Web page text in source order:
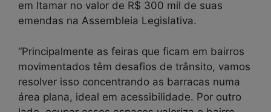
em Itamar no valor de R$ 300 mil de suas
emendas na Assembleia Legislativa.
“Principalmente as feiras que ficam em bairros
movimentados têm desafios de trânsito, vamos
resolver isso concentrando as barracas numa
área plana, ideal em acessibilidade. Por outro